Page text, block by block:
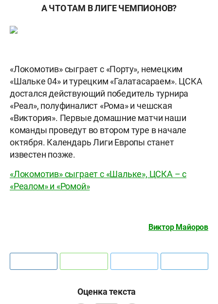
А ЧТО ТАМ В ЛИГЕ ЧЕМПИОНОВ?
«Локомотив» сыграет с «Порту», немецким
«Шальке 04» и турецким «Галатасараем». ЦСКА
достался действующий победитель турнира
«Реал», полуфиналист «Рома» и чешская
«Виктория». Первые домашние матчи наши
команды проведут во втором туре в начале
октября. Календарь Лиги Европы станет
известен позже.
«Локомотив» сыграет с «Шальке», ЦСКА – с
«Реалом» и «Ромой»
Виктор Майоров
Оценка текста